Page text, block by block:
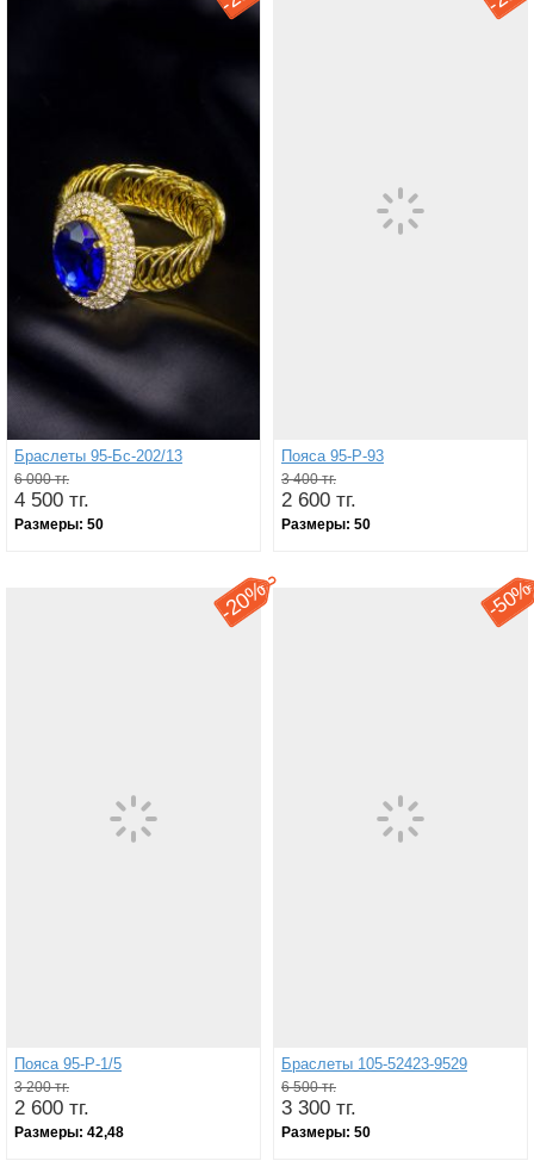
-
Браслеты 95-Бс-202/13
6 000 тг.
4 500 тг.
Размеры: 50
-
Пояса 95-Р-93
3 400 тг.
2 600 тг.
Размеры: 50
-
20%
Пояса 95-Р-1/5
3 200 тг.
2 600 тг.
Размеры: 42,48
-
50%
Браслеты 105-52423-9529
6 500 тг.
3 300 тг.
Размеры: 50